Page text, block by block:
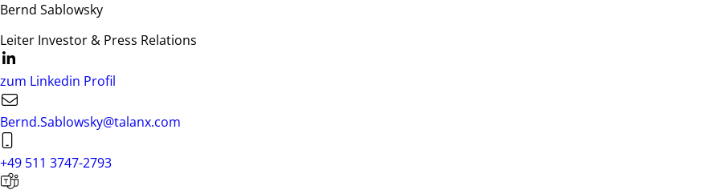
Bernd Sablowsky
Leiter Investor & Press Relations
zum Linkedin Profil
Bernd.Sablowsky@talanx.com
+49 511 3747-2793